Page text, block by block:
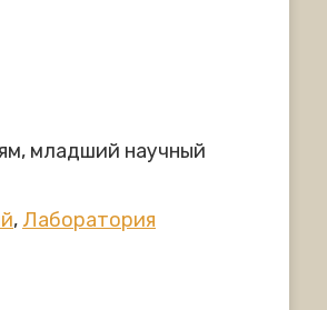
младший научный
, Лаборатория